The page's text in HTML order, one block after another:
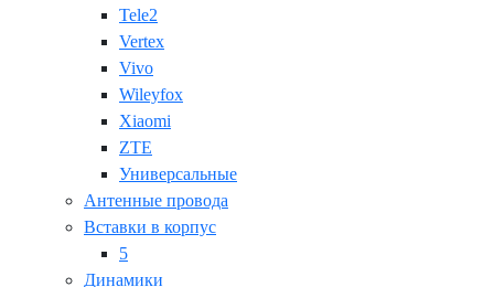
Tele2
Vertex
Vivo
Wileyfox
Xiaomi
ZTE
Универсальные
Антенные провода
Вставки в корпус
5
Динамики